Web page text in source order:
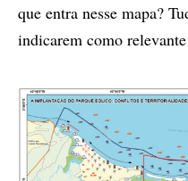
que entra nesse mapa?
indicarem como